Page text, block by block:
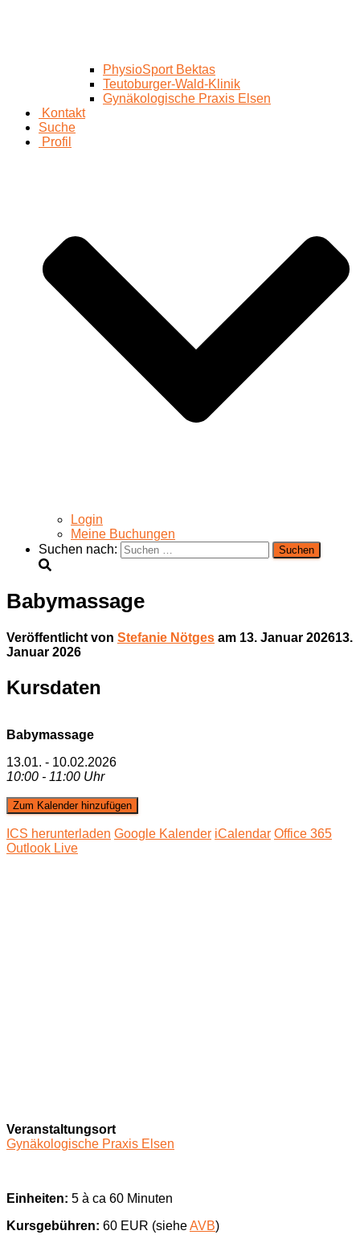
PhysioSport Bektas
Teutoburger-Wald-Klinik
Gynäkologische Praxis Elsen
Kontakt
Suche
Profil
Login
Meine Buchungen
Suchen nach:
Babymassage
Veröffentlicht von Stefanie Nötges am 13. Januar 202613.
Januar 2026
Kursdaten
Babymassage
13.01. - 10.02.2026
10:00 - 11:00 Uhr
Zum Kalender hinzufügen
ICS herunterladen Google Kalender iCalendar Office 365
Outlook Live
Veranstaltungsort
Gynäkologische Praxis Elsen
Einheiten: 5 à ca 60 Minuten
Kursgebühren: 60 EUR (sieheAVB)